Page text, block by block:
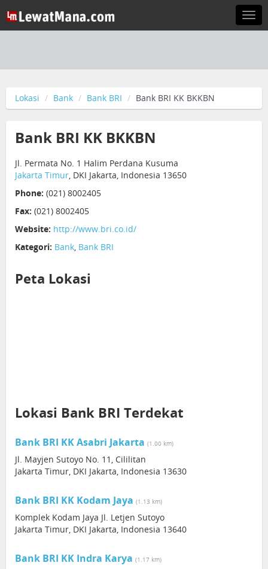
Lokasi Bank Bank BRI Bank BRI KK BKKBN
Bank BRI KK BKKBN
Jl. Permata No. 1 Halim Perdana Kusuma
Jakarta Timur, DKI Jakarta, Indonesia 13650
Phone: (021) 8002405
Fax: (021) 8002405
Website: http://www.bri.co.id/
Kategori: Bank, Bank BRI
Peta Lokasi
Lokasi Bank BRI Terdekat
Bank BRI KK Asabri Jakarta (1.00 km)
Jl. Mayjen Sutoyo No. 11, Cililitan
Jakarta Timur, DKI Jakarta, Indonesia 13630
Bank BRI KK Kodam Jaya (1.13 km)
Komplek Kodam Jaya Jl. Letjen Sutoyo
Jakarta Timur, DKI Jakarta, Indonesia 13640
Bank BRI KK Indra Karya (1.17 km)